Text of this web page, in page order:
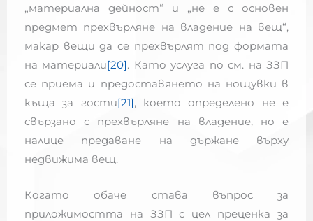
„материална дейност“ и „не е с основен
предмет прехвърляне на владение на вещ“,
макар вещи да се прехвърлят под формата
на материали[20]. Като услуга по см. на ЗЗП
се приема и предоставянето на нощувки в
къща за гости[21], което определено не е
свързано с прехвърляне на владение, но е
налице предаване на държане върху
недвижима вещ.
Когато обаче става въпрос за
приложимостта на ЗЗП с цел преценка за